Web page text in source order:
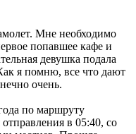
Мне необходимо
попавшее кафе и
девушка подала
я помню, все что дают
очень.
по маршруту
в 05:40, со